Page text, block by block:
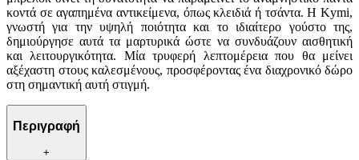
κοντά σε αγαπημένα αντικείμενα, όπως κλειδιά ή τσάντα. Η Kymi,
γνωστή για την υψηλή ποιότητα και το ιδιαίτερο γούστο της,
δημιούργησε αυτά τα μαρτυρικά ώστε να συνδυάζουν αισθητική
και λειτουργικότητα. Μία τρυφερή λεπτομέρεια που θα μείνει
αξέχαστη στους καλεσμένους, προσφέροντας ένα διαχρονικό δώρο
στη σημαντική αυτή στιγμή.
Περιγραφή
+